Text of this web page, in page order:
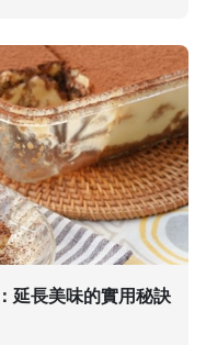
延長美味的實用秘訣